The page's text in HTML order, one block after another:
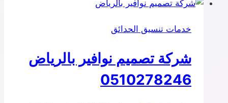
خدمات تنسيق الحدائق
شركة تصميم نوافير بالرياض
0510278246